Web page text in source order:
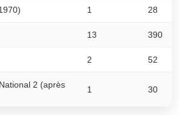
1 28
13 390
2 52
2 (après
1 30